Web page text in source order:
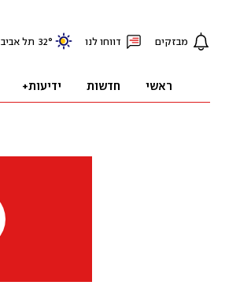
מבזקים דווחו לנו 32° תל אביב
ראשי חדשות ידיעות+